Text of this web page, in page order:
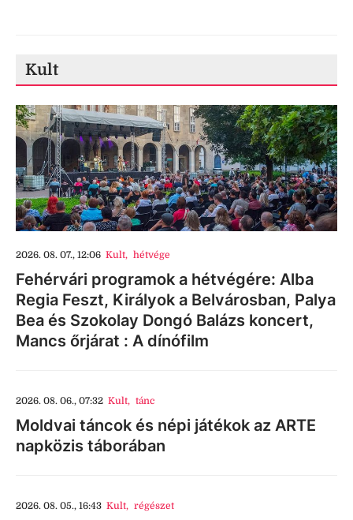
Kult
2026. 08. 07., 12:06 Kult, hétvége
Fehérvári programok a hétvégére: Alba
Regia Feszt, Királyok a Belvárosban, Palya
Bea és Szokolay Dongó Balázs koncert,
Mancs őrjárat : A dínófilm
2026. 08. 06., 07:32 Kult, tánc
Moldvai táncok és népi játékok az ARTE
napközis táborában
2026. 08. 05., 16:43 Kult, régészet